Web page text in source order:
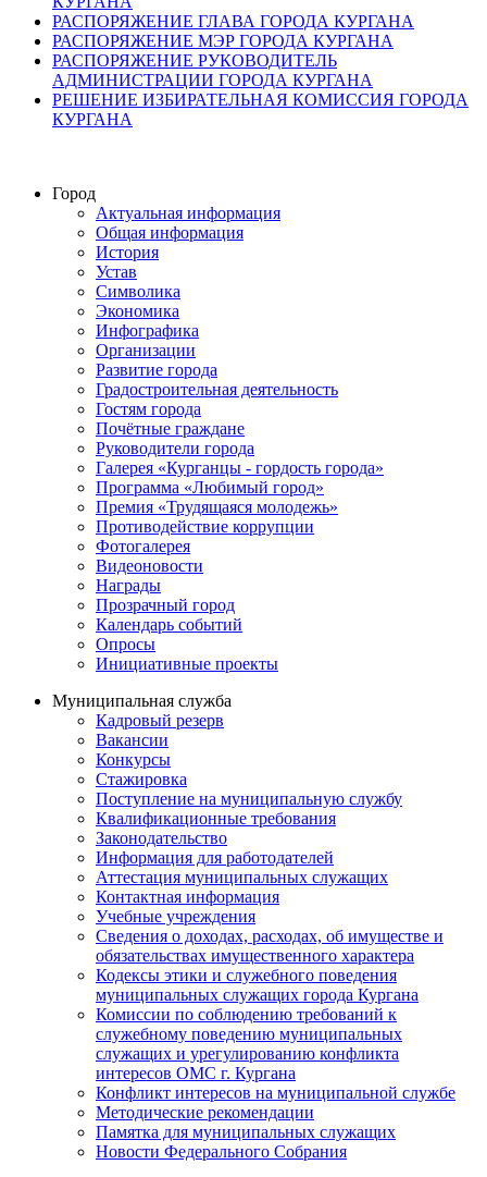
РАСПОРЯЖЕНИЕ ГЛАВА ГОРОДА КУРГАНА
РАСПОРЯЖЕНИЕ МЭР ГОРОДА КУРГАНА
РАСПОРЯЖЕНИЕ РУКОВОДИТЕЛЬ
АДМИНИСТРАЦИИ ГОРОДА КУРГАНА
РЕШЕНИЕ ИЗБИРАТЕЛЬНАЯ КОМИССИЯ ГОРОДА
КУРГАНА
Город
Актуальная информация
Общая информация
История
Устав
Символика
Экономика
Инфографика
Организации
Развитие города
Градостроительная деятельность
Гостям города
Почётные граждане
Руководители города
Галерея «Курганцы - гордость города»
Программа «Любимый город»
Премия «Трудящаяся молодежь»
Противодействие коррупции
Фотогалерея
Видеоновости
Награды
Прозрачный город
Календарь событий
Опросы
Инициативные проекты
Муниципальная служба
Кадровый резерв
Вакансии
Конкурсы
Стажировка
Поступление на муниципальную службу
Квалификационные требования
Законодательство
Информация для работодателей
Аттестация муниципальных служащих
Контактная информация
Учебные учреждения
Сведения о доходах, расходах, об имуществе и
обязательствах имущественного характера
Кодексы этики и служебного поведения
муниципальных служащих города Кургана
Комиссии по соблюдению требований к
служебному поведению муниципальных
служащих и урегулированию конфликта
интересов ОМС г. Кургана
Конфликт интересов на муниципальной службе
Методические рекомендации
Памятка для муниципальных служащих
Новости Федерального Cобрания